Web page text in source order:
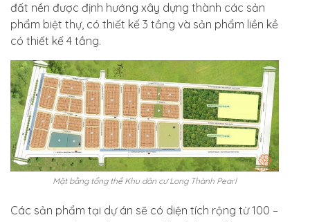
đất nền được định hướng xây dựng thành các sản
phẩm biệt thự, có thiết kế 3 tầng và sản phẩm liền kề
có thiết kế 4 tầng.
Mặt bằng tổng thể Khu dân cư Long Thành Pearl
Các sản phẩm tại dự án sẽ có diện tích rộng từ 100 –